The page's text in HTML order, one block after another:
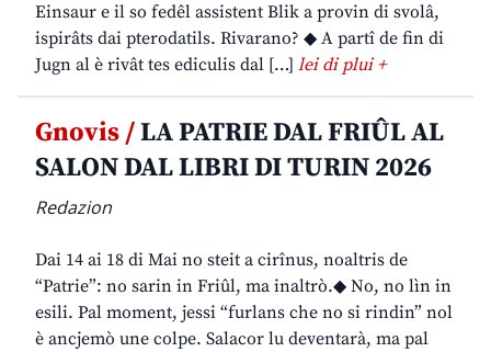
Einsaur e il so fedêl assistent Blik a provin di svolâ,
ispirâts dai pterodatils. Rivarano? ◆ A partî de fin di
Jugn al è rivât tes ediculis dal […] lei di plui +
Gnovis /LA PATRIE DAL FRIÛL AL
SALON DAL LIBRI DI TURIN 2026
Redazion
Dai 14 ai 18 di Mai no steit a cirînus, noaltris de
“Patrie”: no sarin in Friûl, ma inaltrò.◆ No, no lìn in
esili. Pal moment, jessi “furlans che no si rindin” nol
è ancjemò une colpe. Salacor lu deventarà, ma pal